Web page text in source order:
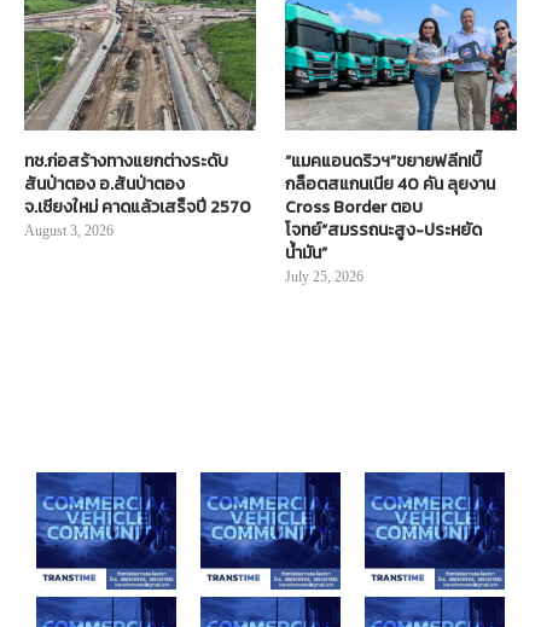
ทช.ก่อสร้างทางแยกต่างระดับ
สันป่าตอง อ.สันป่าตอง
จ.เชียงใหม่ คาดแล้วเสร็จปี 2570
August 3, 2026
“แมคแอนดริวฯ”ขยายฟลีท!บิ๊
กล็อตสแกนเนีย 40 คัน ลุยงาน
Cross Border ตอบ
โจทย์“สมรรถนะสูง-ประหยัด
น้ำมัน”
July 25, 2026